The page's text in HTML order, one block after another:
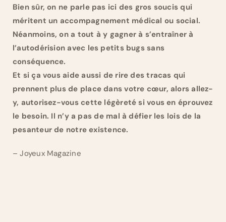
Bien sûr, on ne parle pas ici des gros soucis qui
méritent un accompagnement médical ou social.
Néanmoins, on a tout à y gagner à s’entraîner à
l’autodérision avec les petits bugs sans
conséquence.
Et si ça vous aide aussi de rire des tracas qui
prennent plus de place dans votre cœur, alors allez-
y, autorisez-vous cette légèreté si vous en éprouvez
le besoin. Il n’y a pas de mal à défier les lois de la
pesanteur de notre existence.
– Joyeux Magazine